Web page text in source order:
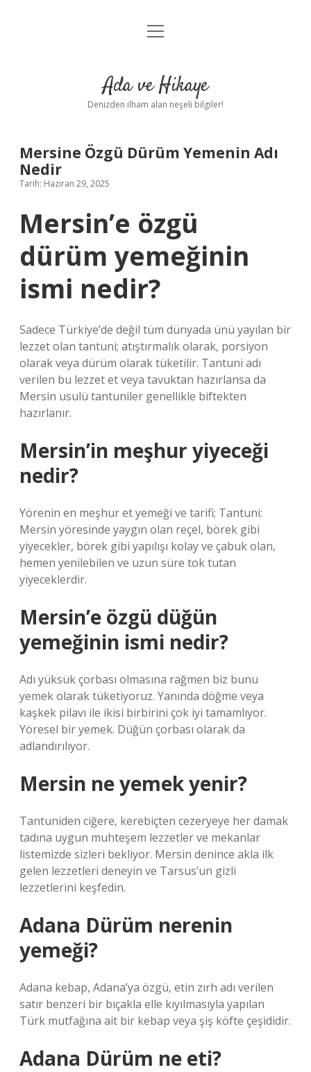
Anasayfa
Yasal Uyarı
menüyü
Ada ve Hikaye
Denizden ilham alan neşeli bilgiler!
Mersine Özgü Dürüm Yemenin Adı
Nedir
Tarih: Haziran 29, 2025
Mersin’e özgü
dürüm yemeğinin
ismi nedir?
Sadece Türkiye’de değil tüm dünyada ünü yayılan bir
lezzet olan tantuni; atıştırmalık olarak, porsiyon
olarak veya dürüm olarak tüketilir. Tantuni adı
verilen bu lezzet et veya tavuktan hazırlansa da
Mersin usulü tantuniler genellikle biftekten
hazırlanır.
Mersin’in meşhur yiyeceği
nedir?
Yörenin en meşhur et yemeği ve tarifi; Tantuni:
Mersin yöresinde yaygın olan reçel, börek gibi
yiyecekler, börek gibi yapılışı kolay ve çabuk olan,
hemen yenilebilen ve uzun süre tok tutan
yiyeceklerdir.
Mersin’e özgü düğün
yemeğinin ismi nedir?
Adı yüksük çorbası olmasına rağmen biz bunu
yemek olarak tüketiyoruz. Yanında döğme veya
kaşkek pilavı ile ikisi birbirini çok iyi tamamlıyor.
Yöresel bir yemek. Düğün çorbası olarak da
adlandırılıyor.
Mersin ne yemek yenir?
Tantuniden ciğere, kerebiçten cezeryeye her damak
tadına uygun muhteşem lezzetler ve mekanlar
listemizde sizleri bekliyor. Mersin denince akla ilk
gelen lezzetleri deneyin ve Tarsus’un gizli
lezzetlerini keşfedin.
Adana Dürüm nerenin
yemeği?
Adana kebap, Adana’ya özgü, etin zırh adı verilen
satır benzeri bir bıçakla elle kıyılmasıyla yapılan
Türk mutfağına ait bir kebap veya şiş köfte çeşididir.
Adana Dürüm ne eti?